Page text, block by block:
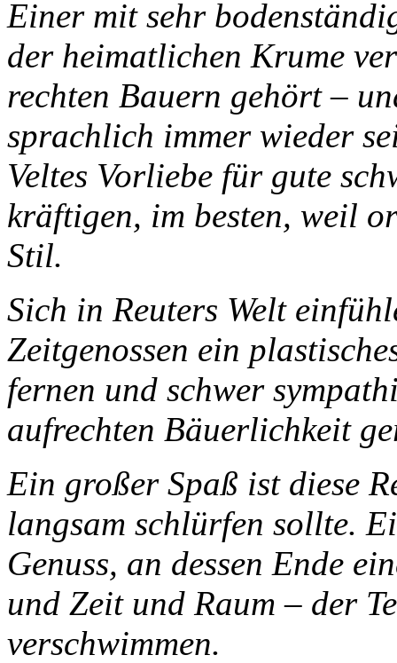
Einer mit sehr
der heimatlichen Krume
rechten Bauern gehört –
sprachlich immer wieder
Veltes Vorliebe für gute
kräftigen, im besten, weil
Stil.
Sich in Reuters Welt
Zeitgenossen ein
fernen und schwer
aufrechten Bäuerlichkeit
Ein großer Spaß ist diese
langsam schlürfen sollte.
Genuss, an dessen Ende
und Zeit und Raum – der
verschwimmen.